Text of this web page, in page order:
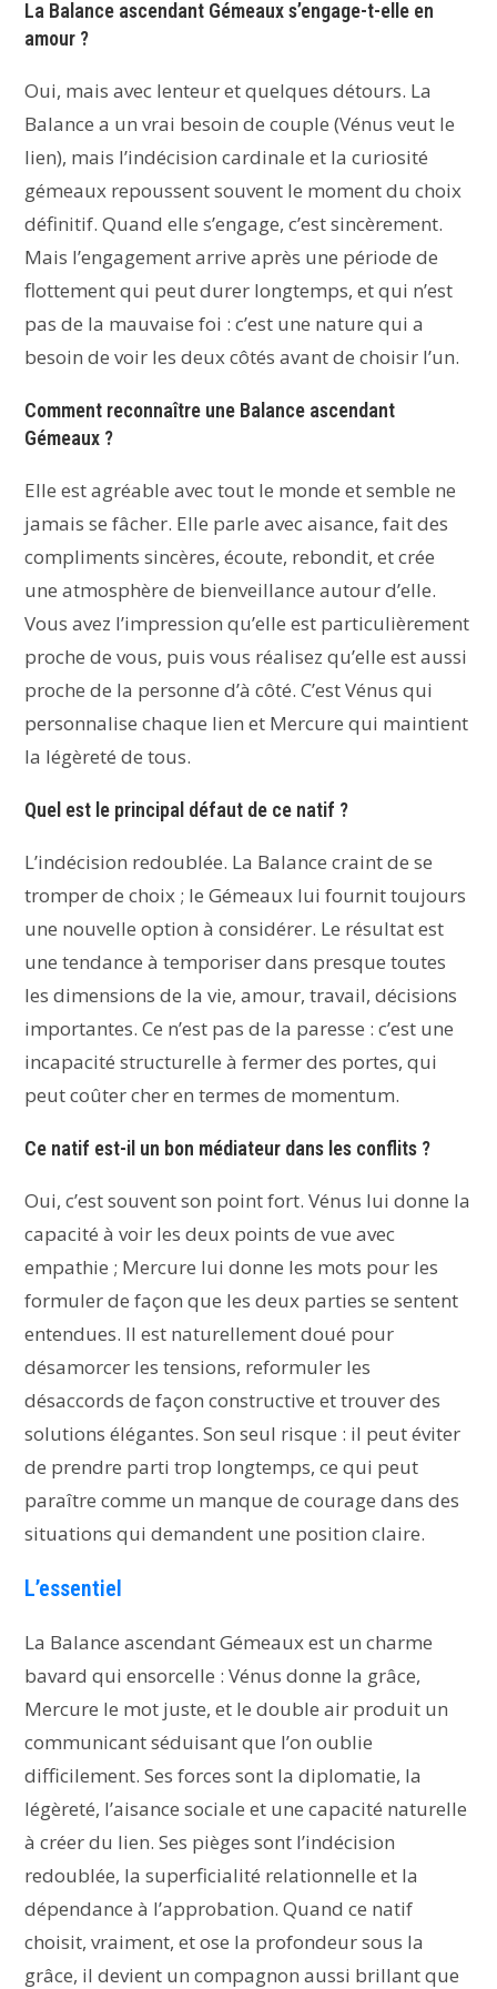
La Balance ascendant Gémeaux s’engage-t-elle en
amour ?
Oui, mais avec lenteur et quelques détours. La
Balance a un vrai besoin de couple (Vénus veut le
lien), mais l’indécision cardinale et la curiosité
gémeaux repoussent souvent le moment du choix
définitif. Quand elle s’engage, c’est sincèrement.
Mais l’engagement arrive après une période de
flottement qui peut durer longtemps, et qui n’est
pas de la mauvaise foi : c’est une nature qui a
besoin de voir les deux côtés avant de choisir l’un.
Comment reconnaître une Balance ascendant
Gémeaux ?
Elle est agréable avec tout le monde et semble ne
jamais se fâcher. Elle parle avec aisance, fait des
compliments sincères, écoute, rebondit, et crée
une atmosphère de bienveillance autour d’elle.
Vous avez l’impression qu’elle est particulièrement
proche de vous, puis vous réalisez qu’elle est aussi
proche de la personne d’à côté. C’est Vénus qui
personnalise chaque lien et Mercure qui maintient
la légèreté de tous.
Quel est le principal défaut de ce natif ?
L’indécision redoublée. La Balance craint de se
tromper de choix ; le Gémeaux lui fournit toujours
une nouvelle option à considérer. Le résultat est
une tendance à temporiser dans presque toutes
les dimensions de la vie, amour, travail, décisions
importantes. Ce n’est pas de la paresse : c’est une
incapacité structurelle à fermer des portes, qui
peut coûter cher en termes de momentum.
Ce natif est-il un bon médiateur dans les conflits ?
Oui, c’est souvent son point fort. Vénus lui donne la
capacité à voir les deux points de vue avec
empathie ; Mercure lui donne les mots pour les
formuler de façon que les deux parties se sentent
entendues. Il est naturellement doué pour
désamorcer les tensions, reformuler les
désaccords de façon constructive et trouver des
solutions élégantes. Son seul risque : il peut éviter
de prendre parti trop longtemps, ce qui peut
paraître comme un manque de courage dans des
situations qui demandent une position claire.
L’essentiel
La Balance ascendant Gémeaux est un charme
bavard qui ensorcelle : Vénus donne la grâce,
Mercure le mot juste, et le double air produit un
communicant séduisant que l’on oublie
difficilement. Ses forces sont la diplomatie, la
légèreté, l’aisance sociale et une capacité naturelle
à créer du lien. Ses pièges sont l’indécision
redoublée, la superficialité relationnelle et la
dépendance à l’approbation. Quand ce natif
choisit, vraiment, et ose la profondeur sous la
grâce, il devient un compagnon aussi brillant que